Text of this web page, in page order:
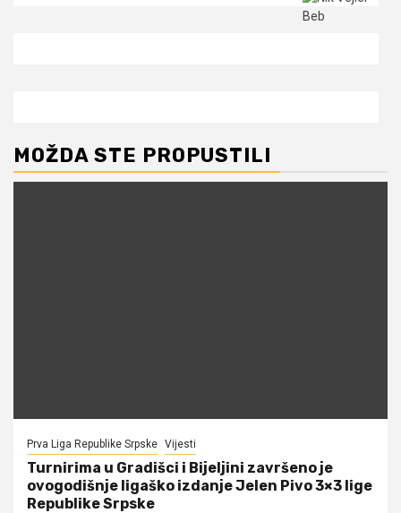
MOŽDA STE PROPUSTILI
Prva Liga Republike Srpske Vijesti
Turnirima u Gradišci i Bijeljini završeno je
ovogodišnje ligaško izdanje Jelen Pivo 3×3 lige
Republike Srpske